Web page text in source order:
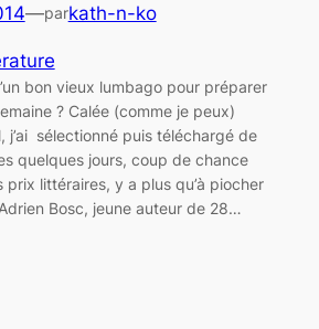
—parkath-n-ko
bon vieux lumbago pour préparer
? Calée (comme je peux)
j’ai sélectionné puis téléchargé de
quelques jours, coup de chance
prix littéraires, y a plus qu’à piocher
Bosc, jeune auteur de 28…